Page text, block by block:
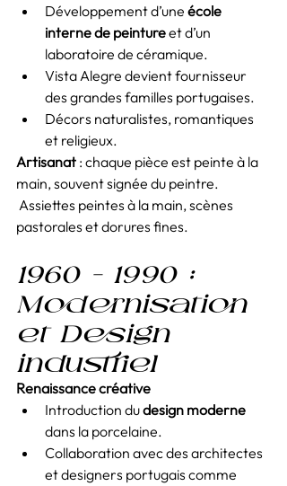
Développement d’une école
interne de peinture et d’un
laboratoire de céramique.
Vista Alegre devient fournisseur
des grandes familles portugaises.
Décors naturalistes, romantiques
et religieux.
Artisanat : chaque pièce est peinte à la
main, souvent signée du peintre.
pastorales et dorures fines.
1960 – 1990 :
Modernisation
et Design
industriel
Renaissance créative
Introduction du design moderne
dans la porcelaine.
Collaboration avec des architectes
et designers portugais comme